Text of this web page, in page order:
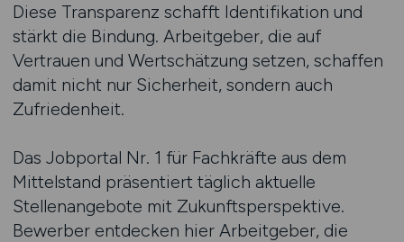
Diese Transparenz schafft Identifikation und
stärkt die Bindung. Arbeitgeber, die auf
Vertrauen und Wertschätzung setzen, schaffen
damit nicht nur Sicherheit, sondern auch
Zufriedenheit.
Das Jobportal Nr. 1 für Fachkräfte aus dem
Mittelstand präsentiert täglich aktuelle
Stellenangebote mit Zukunftsperspektive.
Bewerber entdecken hier Arbeitgeber, die